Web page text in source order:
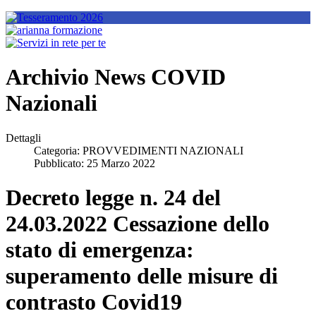
Archivio News COVID
Nazionali
Dettagli
Categoria: PROVVEDIMENTI NAZIONALI
Pubblicato: 25 Marzo 2022
Decreto legge n. 24 del
24.03.2022 Cessazione dello
stato di emergenza:
superamento delle misure di
contrasto Covid19